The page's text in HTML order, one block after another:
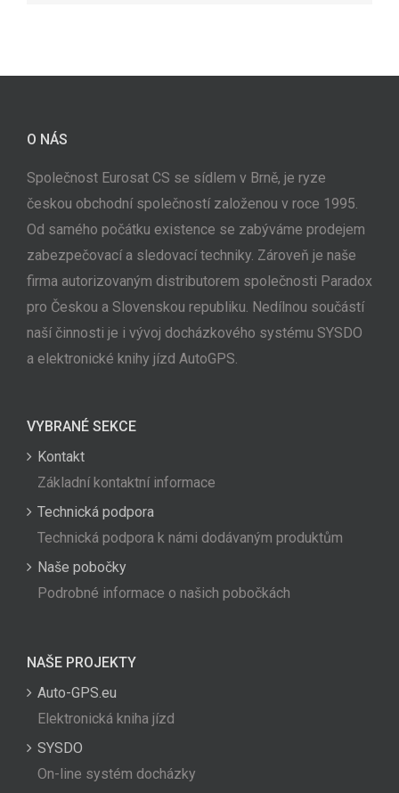
O NÁS
Společnost Eurosat CS se sídlem v Brně, je ryze
českou obchodní společností založenou v roce 1995.
Od samého počátku existence se zabýváme prodejem
zabezpečovací a sledovací techniky. Zároveň je naše
firma autorizovaným distributorem společnosti Paradox
pro Českou a Slovenskou republiku. Nedílnou součástí
naší činnosti je i vývoj docházkového systému SYSDO
a elektronické knihy jízd AutoGPS.
VYBRANÉ SEKCE
Kontakt
Základní kontaktní informace
Technická podpora
Technická podpora k námi dodávaným produktům
Naše pobočky
Podrobné informace o našich pobočkách
NAŠE PROJEKTY
Auto-GPS.eu
Elektronická kniha jízd
SYSDO
On-line systém docházky